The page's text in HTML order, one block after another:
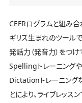
CEFRログラムと組み
ギリス生まれのツール
発話力（発音力）をつ
Spellingトレーニング
Dictationトレーニング
とにより、ライブレッス